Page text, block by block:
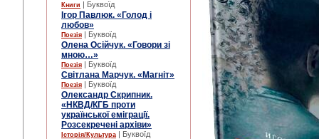
Книги | Буквоїд
Ігор Павлюк. «Голод і
любов»
Поезія | Буквоїд
Олена Осійчук. «Говори зі
мною…»
Поезія | Буквоїд
Світлана Марчук. «Магніт»
Поезія | Буквоїд
Олександр Скрипник.
«НКВД/КГБ проти
української еміграції.
Розсекречені архіви»
Історія/Культура | Буквоїд